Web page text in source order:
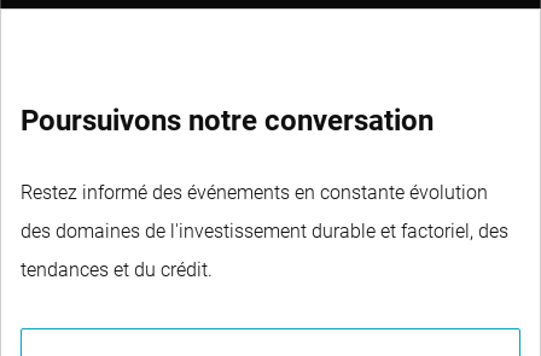
Poursuivons notre conversation
Restez informé des événements en constante évolution
des domaines de l'investissement durable et factoriel, des
tendances et du crédit.